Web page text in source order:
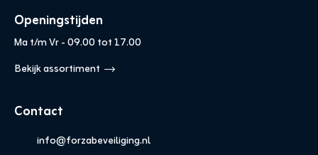
Openingstijden
Ma t/m Vr - 09.00 tot 17.00
Bekijk assortiment
Contact
info@forzabeveiliging.nl